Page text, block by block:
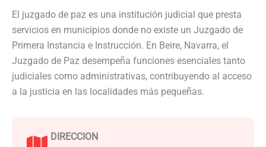
El juzgado de paz es una institución judicial que presta
servicios en municipios donde no existe un Juzgado de
Primera Instancia e Instrucción. En Beire, Navarra, el
Juzgado de Paz desempeña funciones esenciales tanto
judiciales como administrativas, contribuyendo al acceso
a la justicia en las localidades más pequeñas.
DIRECCION